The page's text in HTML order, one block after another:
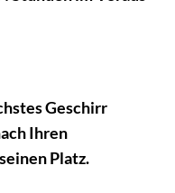
Geschirr
Ihren
Platz.